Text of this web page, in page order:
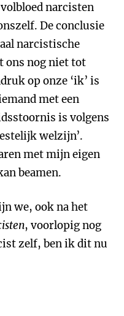
narcisten
De conclusie
narcistische
ons nog niet tot
op onze ‘ik’ is
met een
is volgens
welzijn’.
met mijn eigen
beamen.
we, ook na het
, voorlopig nog
zelf, ben ik dit nu